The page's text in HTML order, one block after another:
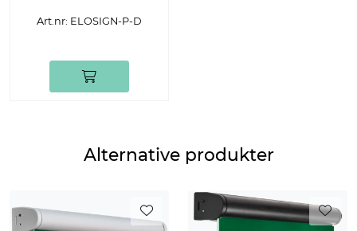
Art.nr: ELOSIGN-P-D
Alternative produkter